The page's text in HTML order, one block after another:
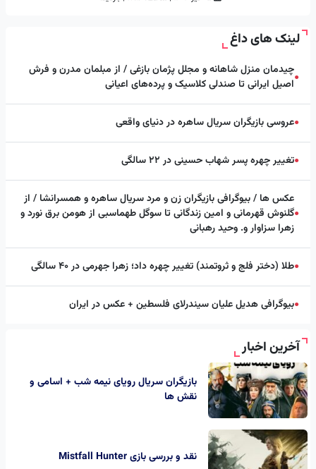
لینک های داغ
●چیدمان منزل شاهانه و مجلل پژمان بازغی / از مبلمان مدرن و فرش
اصیل ایرانی تا صندلی کلاسیک و پرده‌های اعیانی
●عروسی بازیگران سریال ساهره در دنیای واقعی
●تغییر چهره پسر شهاب حسینی در ۲۲ سالگی
●
عکس ها / بیوگرافی بازیگران زن و مرد سریال ساهره و همسرانشا / از
گلنوش قهرمانی و امین زندگانی تا سوگل طهماسبی از هومن برق نورد و
زهرا سزاوار و. وحید رهبانی
●طلا (دختر فلج و ثروتمند) تغییر چهره داد؛ زهرا جهرمی در ۴۰ سالگی
●بیوگرافی هدیل علیان سیندرلای فلسطین + عکس در ایران
آخرین اخبار
بازیگران سریال رویای نیمه شب + اسامی و
نقش ها
نقد و بررسی بازی Mistfall Hunter